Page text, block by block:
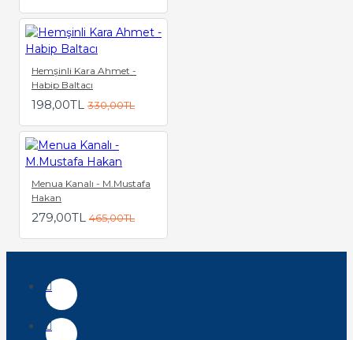
Hemşinli Kara Ahmet -
Habip Baltacı
198,00TL 330,00TL
Menua Kanalı - M.Mustafa
Hakan
279,00TL 465,00TL